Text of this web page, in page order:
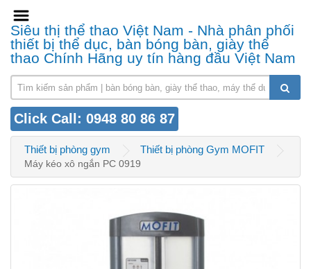
Siêu thị thể thao Việt Nam - Nhà phân phối
thiết bị thể dục, bàn bóng bàn, giày thể
thao Chính Hãng uy tín hàng đầu Việt Nam
Click Call: 0948 80 86 87
Thiết bị phòng gym Thiết bị phòng Gym MOFIT
Máy kéo xô ngắn PC 0919